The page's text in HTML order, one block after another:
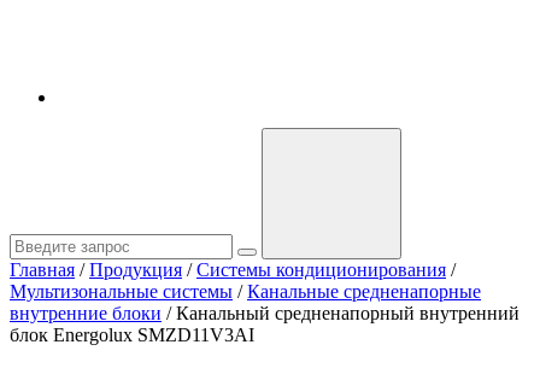
Главная / Продукция / Системы кондиционирования /
Мультизональные системы / Канальные средненапорные
внутренние блоки /Канальный средненапорный внутренний
блок Energolux SMZD11V3AI